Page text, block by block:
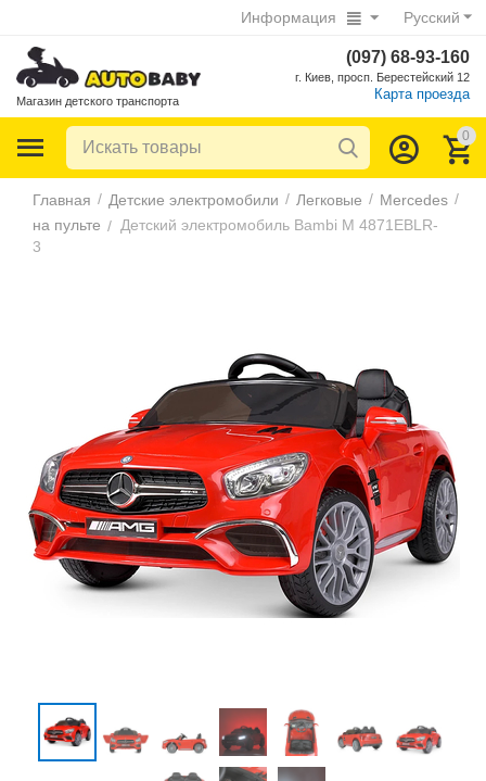
Русский
Информация
Магазин детского транспорта
(097) 68-93-160
г. Киев, просп. Берестейский 12
Карта проезда
0
Главная / Детские электромобили / Легковые / Mercedes /
на пульте / Детский электромобиль Bambi M 4871EBLR-
3